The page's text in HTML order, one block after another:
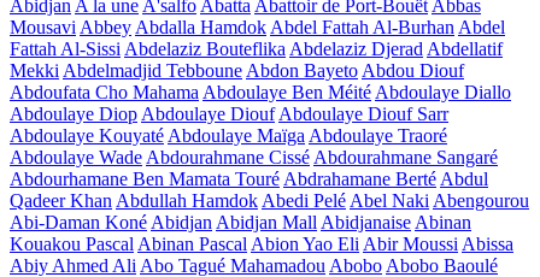
Abidjan A la une A'salfo Abatta Abattoir de Port-Bouët Abbas
Mousavi Abbey Abdalla Hamdok Abdel Fattah Al-Burhan Abdel
Fattah Al-Sissi Abdelaziz Bouteflika Abdelaziz Djerad Abdellatif
Mekki Abdelmadjid Tebboune Abdon Bayeto Abdou Diouf
Abdoufata Cho Mahama Abdoulaye Ben Méité Abdoulaye Diallo
Abdoulaye Diop Abdoulaye Diouf Abdoulaye Diouf Sarr
Abdoulaye Kouyaté Abdoulaye Maïga Abdoulaye Traoré
Abdoulaye Wade Abdourahmane Cissé Abdourahmane Sangaré
Abdourhamane Ben Mamata Touré Abdrahamane Berté Abdul
Qadeer Khan Abdullah Hamdok Abedi Pelé Abel Naki Abengourou
Abi-Daman Koné Abidjan Abidjan Mall Abidjanaise Abinan
Kouakou Pascal Abinan Pascal Abion Yao Eli Abir Moussi Abissa
Abiy Ahmed Ali Abo Tagué Mahamadou Abobo Abobo Baoulé